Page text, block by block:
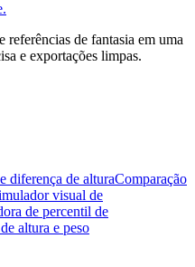
referências de fantasia em uma
e exportações limpas.
diferença de alturaComparação
visual de
de percentil de
altura e peso